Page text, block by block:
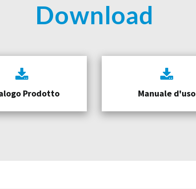
Download
Prodotto Manuale d'uso